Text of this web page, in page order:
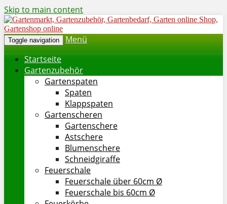
Skip to main content
Toggle navigation
Menü
Startseite
Gartenzubehör
Gartenspaten
Spaten
Klappspaten
Gartenscheren
Gartenschere
Astschere
Blumenschere
Schneidgiraffe
Feuerschale
Feuerschale über 60cm Ø
Feuerschale bis 60cm Ø